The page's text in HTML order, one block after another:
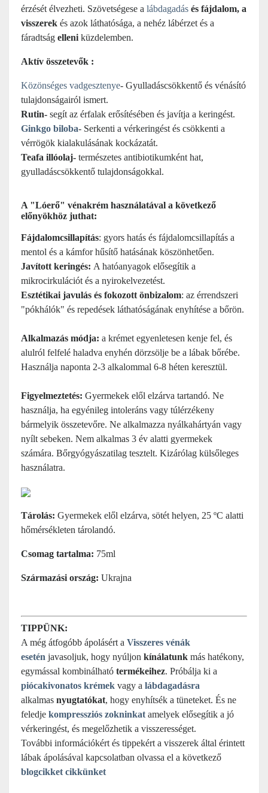
érzését élvezheti. Szövetségese a lábdagadás és fájdalom, a
visszerek és azok láthatósága, a nehéz lábérzet és a
fáradtság elleni küzdelemben.
Aktív összetevők :
Közönséges vadgesztenye- Gyulladáscsökkentő és vénásító
tulajdonságairól ismert.
Rutin- segít az érfalak erősítésében és javítja a keringést.
Ginkgo biloba- Serkenti a vérkeringést és csökkenti a
vérrögök kialakulásának kockázatát.
Teafa illóolaj- természetes antibiotikumként hat,
gyulladáscsökkentő tulajdonságokkal.
A "Lóerő" vénakrém használatával a következő
előnyökhöz juthat:
Fájdalomcsillapítás: gyors hatás és fájdalomcsillapítás a
mentol és a kámfor hűsítő hatásának köszönhetően.
Javított keringés: A hatóanyagok elősegítik a
mikrocirkulációt és a nyirokelvezetést.
Esztétikai javulás és fokozott önbizalom: az érrendszeri
"pókhálók" és repedések láthatóságának enyhítése a bőrön.
Alkalmazás módja: a krémet egyenletesen kenje fel, és
alulról felfelé haladva enyhén dörzsölje be a lábak bőrébe.
Használja naponta 2-3 alkalommal 6-8 héten keresztül.
Figyelmeztetés: Gyermekek elől elzárva tartandó. Ne
használja, ha egyénileg intoleráns vagy túlérzékeny
bármelyik összetevőre. Ne alkalmazza nyálkahártyán vagy
nyílt sebeken. Nem alkalmas 3 év alatti gyermekek
számára. Bőrgyógyászatilag tesztelt. Kizárólag külsőleges
használatra.
Tárolás: Gyermekek elől elzárva, sötét helyen, 25 ºC alatti
hőmérsékleten tárolandó.
Csomag tartalma: 75ml
Származási ország: Ukrajna
TIPPÜNK:
A még átfogóbb ápolásért a Visszeres vénák
esetén javasoljuk, hogy nyúljon kínálatunk más hatékony,
egymással kombinálható termékeihez. Próbálja ki a
piócakivonatos krémek vagy a lábdagadásra
alkalmas nyugtatókat, hogy enyhítsék a tüneteket. És ne
feledje kompressziós zokninkat amelyek elősegítik a jó
vérkeringést, és megelőzhetik a visszerességet.
További információkért és tippekért a visszerek által érintett
lábak ápolásával kapcsolatban olvassa el a következő
blogcikket cikkünket